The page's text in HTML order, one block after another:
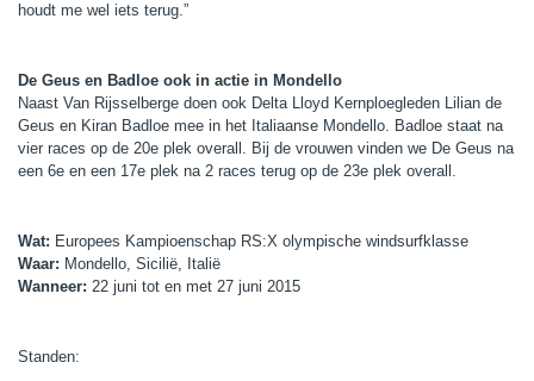
houdt me wel iets terug.”
De Geus en Badloe ook in actie in Mondello
Naast Van Rijsselberge doen ook Delta Lloyd Kernploegleden Lilian de
Geus en Kiran Badloe mee in het Italiaanse Mondello. Badloe staat na
vier races op de 20e plek overall. Bij de vrouwen vinden we De Geus na
een 6e en een 17e plek na 2 races terug op de 23e plek overall.
Wat: Europees Kampioenschap RS:X olympische windsurfklasse
Waar: Mondello, Sicilië, Italië
Wanneer: 22 juni tot en met 27 juni 2015
Standen: